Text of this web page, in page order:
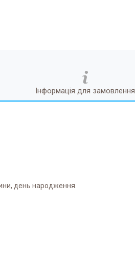
Інформація для замовлення
день народження.